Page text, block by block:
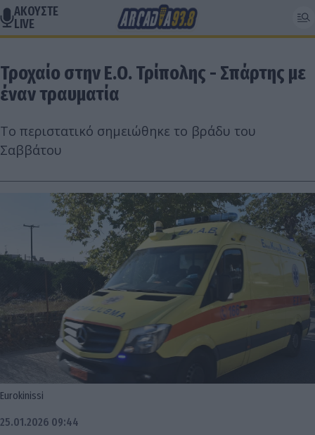
ΑΚΟΥΣΤΕ
LIVE
Τροχαίο στην Ε.Ο. Τρίπολης - Σπάρτης με
έναν τραυματία
Το περιστατικό σημειώθηκε το βράδυ του
Σαββάτου
Eurokinissi
25.01.2026 09:44